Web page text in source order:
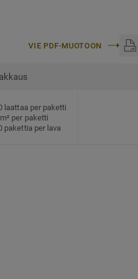
VIE PDF-MUOTOON
laattaa per paketti
per paketti
pakettia per lava